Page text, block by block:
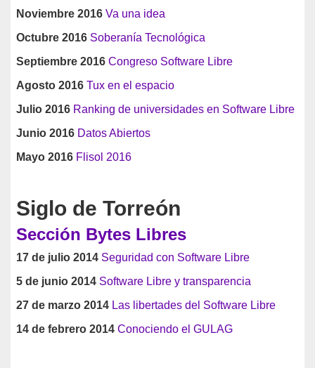
Noviembre 2016 Va una idea
Octubre 2016 Soberanía Tecnológica
Septiembre 2016 Congreso Software Libre
Agosto 2016 Tux en el espacio
Julio 2016 Ranking de universidades en Software Libre
Junio 2016 Datos Abiertos
Mayo 2016 Flisol 2016
Siglo de Torreón
Sección Bytes Libres
17 de julio 2014 Seguridad con Software Libre
5 de junio 2014 Software Libre y transparencia
27 de marzo 2014 Las libertades del Software Libre
14 de febrero 2014 Conociendo el GULAG